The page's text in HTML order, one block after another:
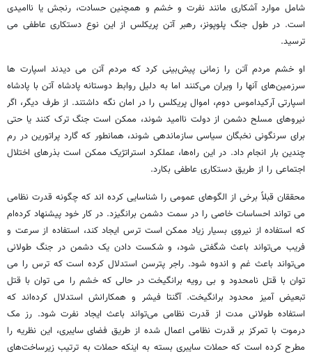
شامل موارد آشکاری مانند نفرت و خشم و همچنین حسادت، رنجش یا ناامیدی
است. در طول جنگ پلوپونز، رهبر آتن پریکلس از این نوع دستکاری عاطفی می
ترسید.
او خشم مردم آتن را زمانی پیش‌بینی کرد که مردم آتن می دیدند اسپارت ها
سرزمین‌های آنها را ویران می‌کنند اما به دلیل روابط دوستانه‌ پادشاه آتن با پادشاه
اسپارتی آرکیداموس دوم، اموال پریکلس را در امان نگه داشتند. از طرف دیگر، اگر
نیروهای مسلح دشمن از دولت ناامید شوند، ممکن است جنگ ترک کنند یا حتی
برای سرنگونی نخبگان سیاسی سازماندهی شوند، همانطور که گارد پراتورین در رم
چندین بار انجام داد. در این راه‌ها، عملکرد استراتژیک ممکن است بذرهای اختلال
اجتماعی را از طریق دستکاری عاطفی بکارد.
محققان قبلاً برخی از الگوهای عمومی را شناسایی کرده اند که چگونه قدرت نظامی
می تواند احساسات خاصی را در سمت دشمن برانگیزد. در کار خود پیشنهاد کرده‌ام
که استفاده از نیروی بسیار زیاد ممکن است ترس ایجاد کند، استفاده از سرعت و
فریب می‌تواند باعث شگفتی شود، و شکست دادن یک دشمن در جنگ طولانی
می‌تواند باعث غم و اندوه شود. راجر پترسن استدلال کرده است که ترس را می
توان با قتل نامحدود و بی رویه برانگیخت در حالی که خشم را می توان با قتل
تبعیض آمیز محدود برانگیخت. آگنتا فیشر و همکارانش استدلال کرده‌اند که
استفاده طولانی مدت از قدرت نظامی می‌تواند باعث ایجاد نفرت شود. رز مک
درموت با تمرکز بر قدرت نظامی اعمال شده از طریق فضای سایبری، این نظریه را
مطرح کرده است که حملات سایبری بسته به اینکه حملات به ترتیب زیرساخت‌های